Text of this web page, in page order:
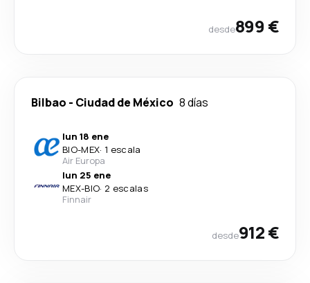
desde899 €
Bilbao - Ciudad de México 8 días
lun 18 ene
BIO-MEX· 1 escala
Air Europa
lun 25 ene
MEX-BIO· 2 escalas
Finnair
desde912 €